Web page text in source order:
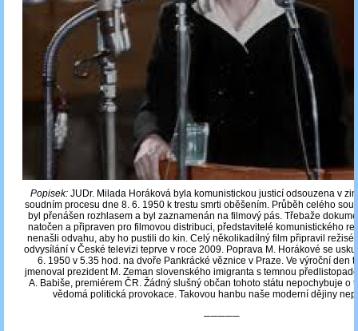
Popisek: JUDr. Milada Horáková byla komunistickou justicí odsouzena v
soudním procesu dne 8. 6. 1950 k trestu smrti oběšením. Průběh celého
byl přenášen rozhlasem a byl zaznamenán na filmový pás. Třebaže
natočen a připraven pro filmovou distribuci, představitelé komunistického
nenašli odvahu, aby ho pustili do kin. Celý několikadílný film připravil
odvysílání v České televizi teprve v roce 2009. Poprava M. Horákové se
6. 1950 v 5.35 hod. na dvoře Pankrácké věznice v Praze. Ve výroční den
jmenoval prezident M. Zeman slovenského imigranta s temnou
A. Babiše, premiérem ČR. Žádný slušný občan tohoto státu nepochybuje o
vědomá politická provokace. Takovou hanbu naše moderní dějiny
─────